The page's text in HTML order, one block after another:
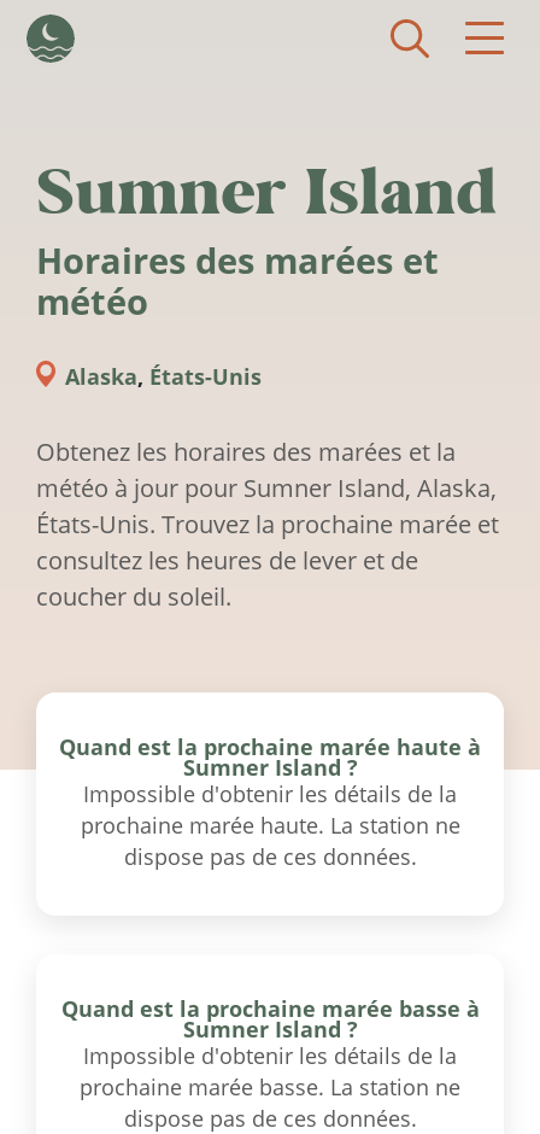
Sumner Island
Horaires des marées et
météo
Alaska, États-Unis
Obtenez les horaires des marées et la
météo à jour pour Sumner Island, Alaska,
États-Unis. Trouvez la prochaine marée et
consultez les heures de lever et de
coucher du soleil.
Quand est la prochaine marée haute à
Sumner Island ?
Impossible d'obtenir les détails de la
prochaine marée haute. La station ne
dispose pas de ces données.
Quand est la prochaine marée basse à
Sumner Island ?
Impossible d'obtenir les détails de la
prochaine marée basse. La station ne
dispose pas de ces données.